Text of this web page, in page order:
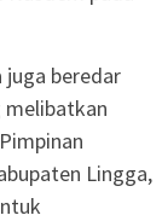
juga beredar
melibatkan
Lingga,